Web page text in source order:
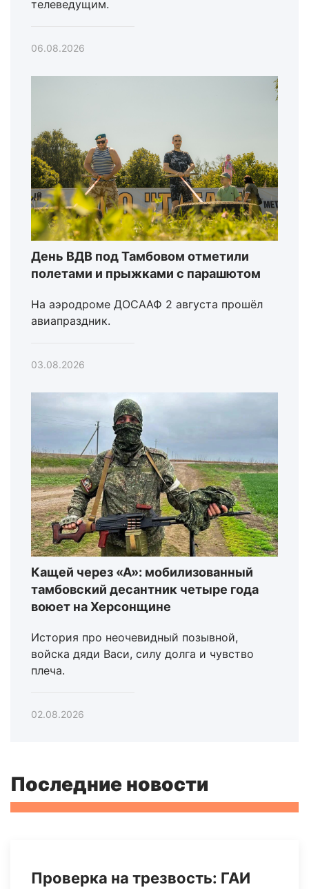
телеведущим.
06.08.2026
День ВДВ под Тамбовом отметили
полетами и прыжками с парашютом
На аэродроме ДОСААФ 2 августа прошёл
авиапраздник.
03.08.2026
Кащей через «А»: мобилизованный
тамбовский десантник четыре года
воюет на Херсонщине
История про неочевидный позывной,
войска дяди Васи, силу долга и чувство
плеча.
02.08.2026
Последние новости
Проверка на трезвость: ГАИ